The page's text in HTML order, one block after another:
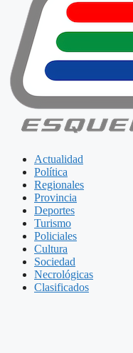
Actualidad
Política
Regionales
Provincia
Deportes
Turismo
Policiales
Cultura
Sociedad
Necrológicas
Clasificados